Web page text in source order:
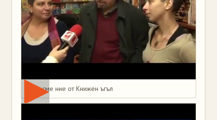
Това сме ние от Книжен ъгъл